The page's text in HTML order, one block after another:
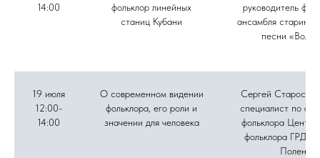
14:00
фольклор линейных
станиц Кубани
руководитель
ансамбля
песни
19 июля
12:00-
14:00
О современном видении
фольклора, его роли и
значении для человека
Сергей
специалист по
фольклора Центра
фольклора
Поленова